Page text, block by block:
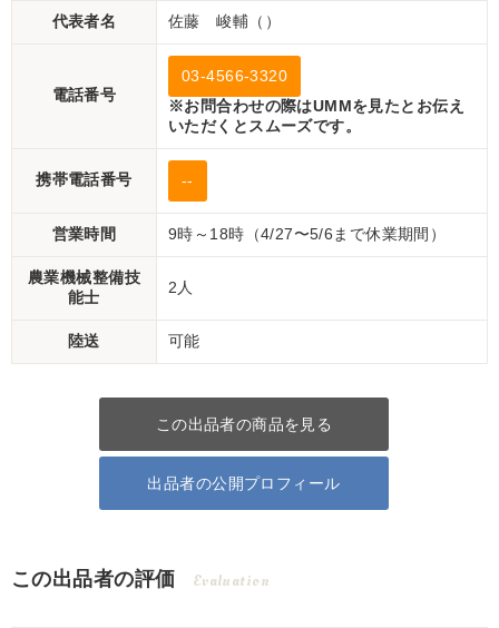
代表者名 佐藤 峻輔（）
電話番号
03-4566-3320
※お問合わせの際はUMMを見たとお伝え
いただくとスムーズです。
携帯電話番号 --
営業時間 9時～18時（4/27〜5/6まで休業期間）
農業機械整備技
能士
2人
陸送 可能
この出品者の商品を見る
出品者の公開プロフィール
この出品者の評価 Evaluation